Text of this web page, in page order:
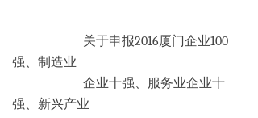
政策法规
党建研究
关于申报2016厦门企业100
强、制造业
企业十强、服务业企业十
强、新兴产业